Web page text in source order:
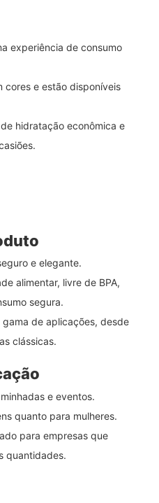
experiência de consumo
cores e estão disponíveis
hidratação econômica e
e elegante.
alimentar, livre de BPA,
segura.
de aplicações, desde
clássicas.
e eventos.
quanto para mulheres.
para empresas que
quantidades.